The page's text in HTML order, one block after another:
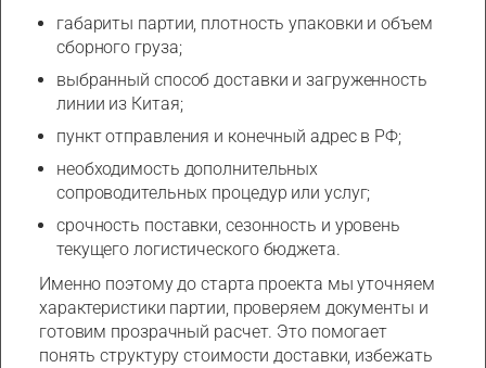
габариты партии, плотность упаковки и объем
сборного груза;
выбранный способ доставки и загруженность
линии из Китая;
пункт отправления и конечный адрес в РФ;
необходимость дополнительных
сопроводительных процедур или услуг;
срочность поставки, сезонность и уровень
текущего логистического бюджета.
Именно поэтому до старта проекта мы уточняем
характеристики партии, проверяем документы и
готовим прозрачный расчет. Это помогает
понять структуру стоимости доставки, избежать